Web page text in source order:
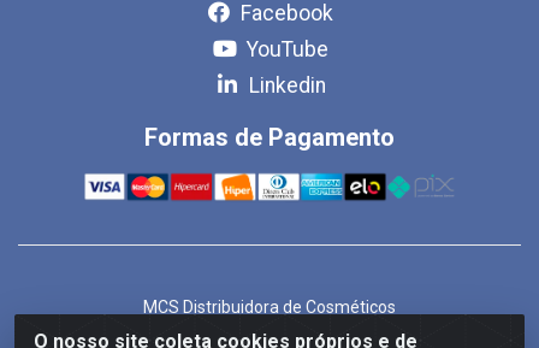
O nosso site coleta cookies próprios e de
Facebook
YouTube
Linkedin
Formas de Pagamento
MCS Distribuidora de Cosméticos
Rua Bom Jesus de Iguape, 1409 - Hauer, Curitiba/PR - CEP